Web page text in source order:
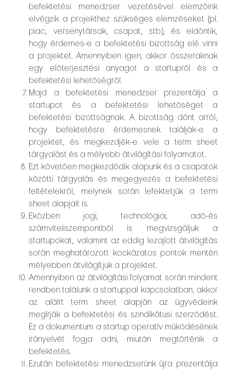
befektetési menedzser vezetésével elemzőink
elvégzik a projekthez szükséges elemzéseket (pl.
piac, versenytársak, csapat, stb.), és eldöntik,
hogy érdemes-e a befektetési bizottság elé vinni
a projektet. Amennyiben igen, akkor összeraknak
egy előterjesztési anyagot a startupról és a
befektetési lehetőségről.
Majd a befektetési menedzser prezentálja a
startupot és a befektetési lehetőséget a
befektetési bizottságnak. A bizottság dönt arról,
hogy befektetésre érdemesnek találják-e a
projektet, és megkezdjék-e vele a term sheet
tárgyalást és a mélyebb átvilágítási folyamatot.
Ezt követően megkezdődik alapunk és a csapatok
közötti tárgyalás és megegyezés a befektetési
feltételekről, melynek során lefektetjük a term
sheet alapjait is.
Eközben jogi, technológiai, adó-és
számviteliszempontból is megvizsgáljuk a
startupokat, valamint az eddig lezajlott átvilágítás
során meghatározott kockázatos pontok mentén
mélyebben átvilágítjuk a projektet.
Amennyiben az átvilágítási folyamat során mindent
rendben találunk a startuppal kapcsolatban, akkor
az aláírt term sheet alapján az ügyvédeink
megírják a befektetési és szindikátusi szerződést.
Ez a dokumentum a startup operatív működésének
irányelvét fogja adni, miután megtörténik a
befektetés.
Ezután befektetési menedzserünk újra prezentálja